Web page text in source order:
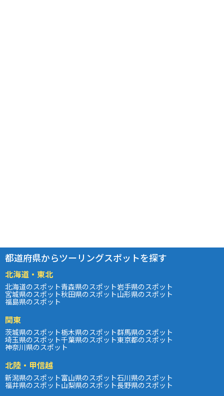
都道府県からツーリングスポットを探す
北海道・東北
北海道のスポット青森県のスポット岩手県のスポット
宮城県のスポット秋田県のスポット山形県のスポット
福島県のスポット
関東
茨城県のスポット栃木県のスポット群馬県のスポット
埼玉県のスポット千葉県のスポット東京都のスポット
神奈川県のスポット
北陸・甲信越
新潟県のスポット富山県のスポット石川県のスポット
福井県のスポット山梨県のスポット長野県のスポット